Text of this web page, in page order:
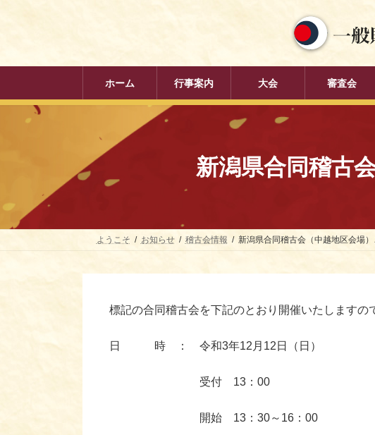
ツ
シ
ホーム 行事案内 大会 審査会
新潟県合同稽古
ようこそ お知らせ 稽古会情報 新潟県合同稽古会（中越地区会場
標記の合同稽古会を下記のとおり開催いたしますの
日 時 ： 令和3年12月12日（日）
受付 13：00
開始 13：30～16：00